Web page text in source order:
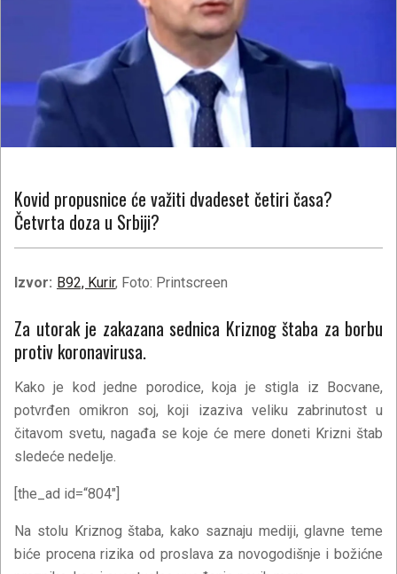
Kovid propusnice će važiti dvadeset četiri časa?
Četvrta doza u Srbiji?
Izvor: B92, Kurir, Foto: Printscreen
Za utorak je zakazana sednica Kriznog štaba za borbu
protiv koronavirusa.
Kako je kod jedne porodice, koja je stigla iz Bocvane,
potvrđen omikron soj, koji izaziva veliku zabrinutost u
čitavom svetu, nagađa se koje će mere doneti Krizni štab
sledeće nedelje.
[the_ad id=“804″]
Na stolu Kriznog štaba, kako saznaju mediji, glavne teme
biće procena rizika od proslava za novogodišnje i božićne